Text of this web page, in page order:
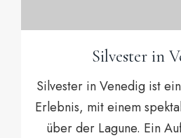
Silvester in
Silvester in Venedig ist
Erlebnis, mit einem
über der Lagune. Ein